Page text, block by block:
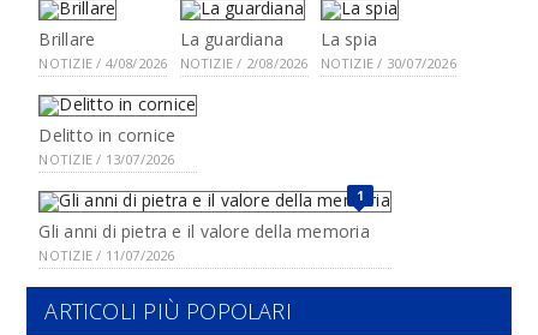
Brillare
NOTIZIE / 4/08/2026
La guardiana
NOTIZIE / 2/08/2026
La spia
NOTIZIE / 30/07/2026
Delitto in cornice
NOTIZIE / 13/07/2026
1
Gli anni di pietra e il valore della memoria
NOTIZIE / 11/07/2026
ARTICOLI PIÙ POPOLARI